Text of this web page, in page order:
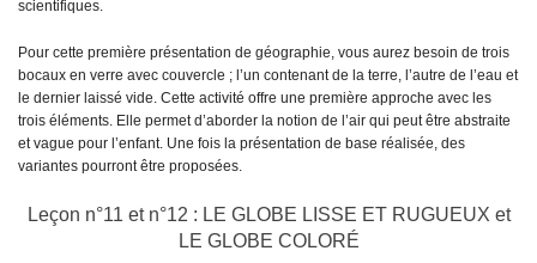
scientifiques.
Pour cette première présentation de géographie, vous aurez besoin de trois
bocaux en verre avec couvercle ; l’un contenant de la terre, l’autre de l’eau et
le dernier laissé vide. Cette activité offre une première approche avec les
trois éléments. Elle permet d’aborder la notion de l’air qui peut être abstraite
et vague pour l’enfant. Une fois la présentation de base réalisée, des
variantes pourront être proposées.
Leçon n°11 et n°12 : LE GLOBE LISSE ET RUGUEUX et
LE GLOBE COLORÉ